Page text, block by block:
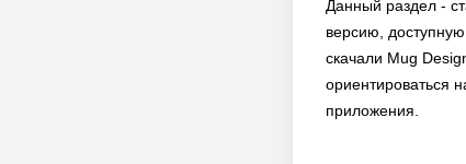
Данный раздел -
версию,
скачали Mug
ориентироваться
приложения.